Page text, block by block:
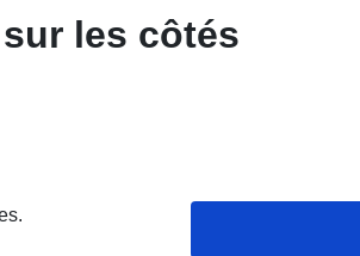
les côtés